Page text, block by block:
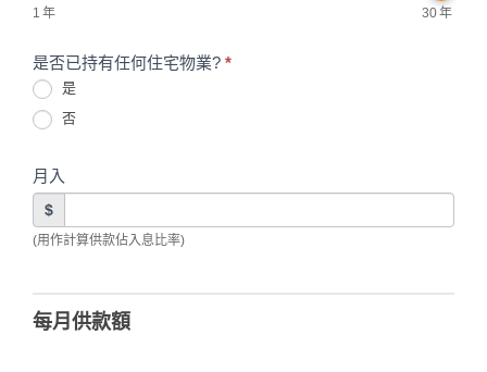
1 年 30年
是否已持有任何住宅物業? *
是
否
月入
$
(用作計算供款佔入息比率)
每月供款額